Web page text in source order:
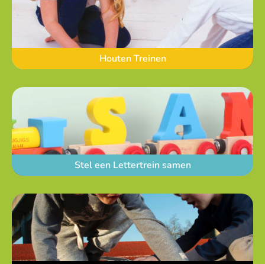
Houten Treinen
Stel een Lettertrein samen